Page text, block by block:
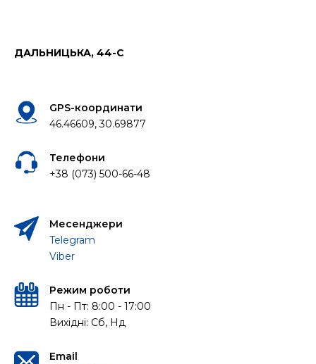
ДАЛЬНИЦЬКА, 44-С
GPS-координати
46.46609, 30.69877
Телефони
+38 (073) 500-66-48
Месенджери
Telegram
Viber
Режим роботи
Пн - Пт: 8:00 - 17:00
Вихідні: Сб, Нд
Email